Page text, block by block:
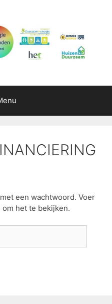
een wachtwoord. Voer
het te bekijken.